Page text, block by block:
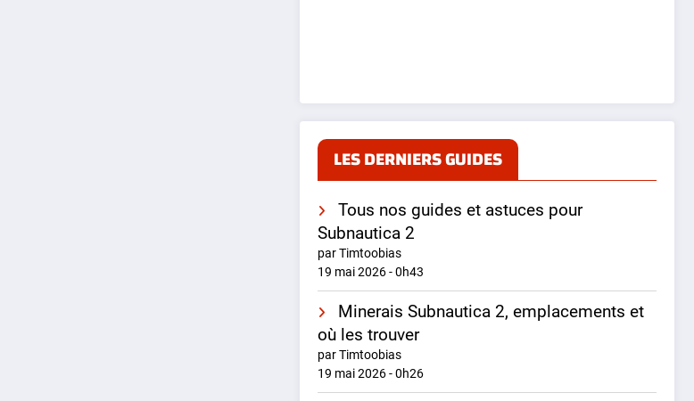
LES DERNIERS GUIDES
Tous nos guides et astuces pour
Subnautica 2
par Timtoobias
19 mai 2026 - 0h43
Minerais Subnautica 2, emplacements et
où les trouver
par Timtoobias
19 mai 2026 - 0h26